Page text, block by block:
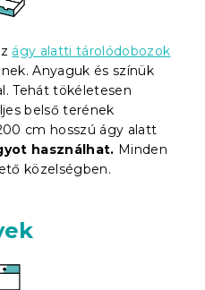
ágy alatti tárolódobozok
Anyaguk és színük
Tehát tökéletesen
belső terének
cm hosszú ágy alatt
használhat. Minden
közelségben.